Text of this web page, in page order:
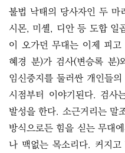
불법 낙태의 당사자인 두
시몬, 미셸, 디안 등 도합 일
이 오가던 무대는 이제 피
혜경 분)가 검사(변승록 분
임신중지를 둘러싼 개인들
시점부터 이야기된다. 검사
발성을 한다. 소근거리는 말
방식으로든 힘을 싣는 무대
나 맥없는 목소리다. 커지